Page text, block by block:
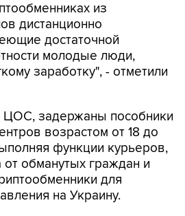
из
дистанционно
достаточной
молодые люди,
заработку", - отметили
ЦОС, задержаны пособники
возрастом от 18 до
функции курьеров,
от обманутых граждан и
для
на Украину.